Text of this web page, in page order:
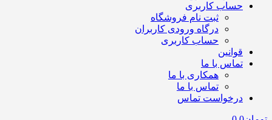
حساب کاربری
ثبت نام فروشگاه
درگاه ورودی کاربران
حساب کاربری
قوانین
تماس با ما
همکاری با ما
تماس با ما
درخواست تماس